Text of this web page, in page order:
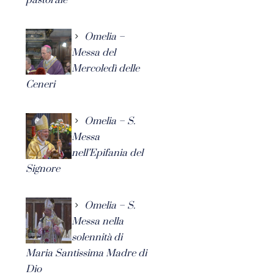
Omelia –
Messa del
Mercoledì delle
Ceneri
Omelia – S.
Messa
nell’Epifania del
Signore
Omelia – S.
Messa nella
solennità di
Maria Santissima Madre di
Dio